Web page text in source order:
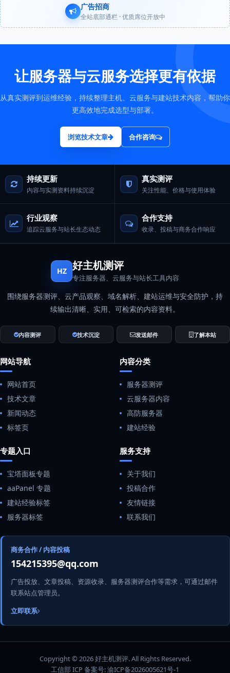
广告招商
全站底部通栏 · 优质席位开放中
让服务器与云服务选择更有依据
从真实测评到运维经验，持续整理主机、云服务与建站技术内容，帮助你
更高效地完成选型与部署。
浏览技术文章 合作咨询
持续更新
内容与实测资料持续沉淀
真实测评
关注性能、价格与使用体验
行业观察
追踪云服务与站长生态动态
合作支持
收录、投稿与商务合作响应
HZ 好主机测评
专注服务器、云服务与站长工具内容
围绕服务器测评、云产品观察、域名解析、建站运维与安全防护，持
续输出清晰、实用、可检索的内容资料。
内容测评 技术沉淀 发送邮件 了解本站
网站导航
网站首页
技术文章
新闻动态
标签页
内容分类
服务器测评
云服务器内容
高防服务器
建站经验
专题入口
宝塔面板专题
aaPanel 专题
建站经验标签
服务器标签
服务支持
关于我们
投稿合作
友情链接
联系我们
商务合作 / 内容投稿
154215395@qq.com
广告投放、文章投稿、资源收录、服务器测评合作等需求，可通过邮件
联系站点管理员。
立即联系
Copyright © 2026 好主机测评. All Rights Reserved.
工信部 ICP 备案号:渝ICP备2026005621号-1